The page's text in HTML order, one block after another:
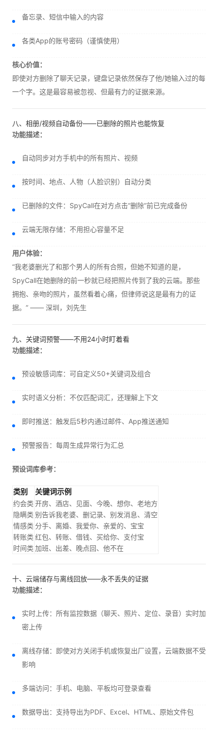
备忘录、短信中输入的内容
各类App的账号密码（谨慎使用）
核心价值：
即使对方删除了聊天记录，键盘记录依然保存了他/她输入过的每
一个字。这是最容易被忽视、但最有力的证据来源。
八、相册/视频自动备份——已删除的照片也能恢复
功能描述：
自动同步对方手机中的所有照片、视频
按时间、地点、人物（人脸识别）自动分类
已删除的文件：SpyCall在对方点击“删除”前已完成备份
云端无限存储：不用担心容量不足
用户体验：
“我老婆删光了和那个男人的所有合照，但她不知道的是，
SpyCall在她删除的前一秒就已经把照片传到了我的云端。那些
拥抱、亲吻的照片，虽然看着心痛，但律师说这是最有力的证
据。” —— 深圳，刘先生
九、关键词预警——不用24小时盯着看
功能描述：
预设敏感词库：可自定义50+关键词及组合
实时语义分析：不仅匹配词汇，还理解上下文
即时推送：触发后5秒内通过邮件、App推送通知
预警报告：每周生成异常行为汇总
预设词库参考：
类别 关键词示例
约会类 开房、酒店、见面、今晚、想你、老地方
隐瞒类 别告诉我老婆、删记录、别发消息、清空
情感类 分手、离婚、我爱你、亲爱的、宝宝
转账类 红包、转账、借钱、买给你、支付宝
时间类 加班、出差、晚点回、他不在
十、云端储存与离线回放——永不丢失的证据
功能描述：
实时上传：所有监控数据（聊天、照片、定位、录音）实时加
密上传
离线存储：即使对方关闭手机或恢复出厂设置，云端数据不受
影响
多端访问：手机、电脑、平板均可登录查看
数据导出：支持导出为PDF、Excel、HTML、原始文件包